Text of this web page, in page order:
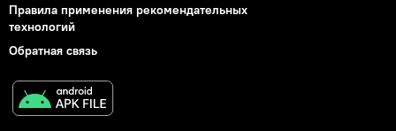
Правила применения рекомендательных
технологий
Обратная связь